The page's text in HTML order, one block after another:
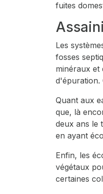
fuites
Les
fosses
minéraux et
d'épuration.
Quant aux
que, là
deux ans le
en ayant
Enfin, les
végétaux
certaines